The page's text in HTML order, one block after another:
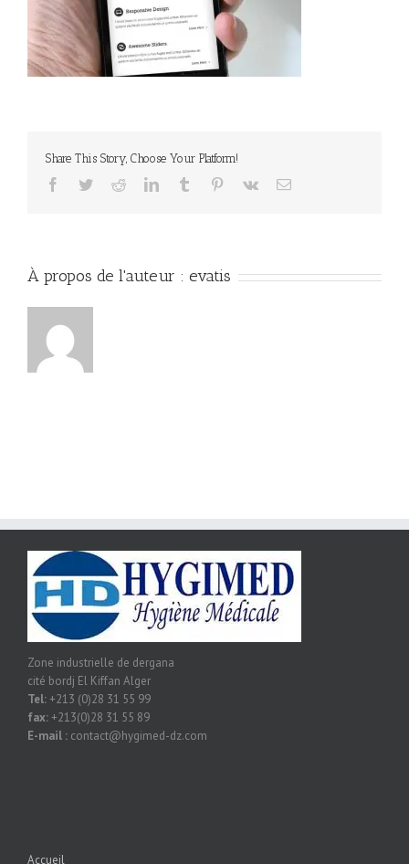
Share This Story, Choose Your Platform!
Facebook
TwitterRedditLinkedInTumblr Pinterest
Vk Email
À propos de l'auteur : evatis
Zone industrielle de dergana
cité bordj El Kiffan Alger
Tel:+213 (0)28 31 55 99
fax:+213(0)28 31 55 89
E-mail : contact@hygimed-dz.com
Accueil